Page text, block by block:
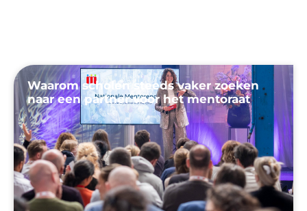
Waarom scholen steeds vaker zoeken
naar een partner voor het mentoraat